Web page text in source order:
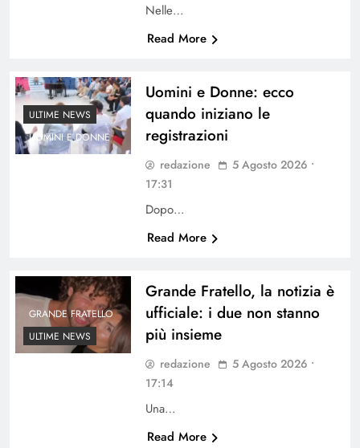
Nelle…
Read More
ULTIME NEWS
UOMINI E DONNE
Uomini e Donne: ecco
quando iniziano le
registrazioni
redazione
5 Agosto 2026 •
17:31
Dopo…
Read More
GRANDE FRATELLO
ULTIME NEWS
Grande Fratello, la notizia è
ufficiale: i due non stanno
più insieme
redazione
5 Agosto 2026 •
17:14
Una…
Read More